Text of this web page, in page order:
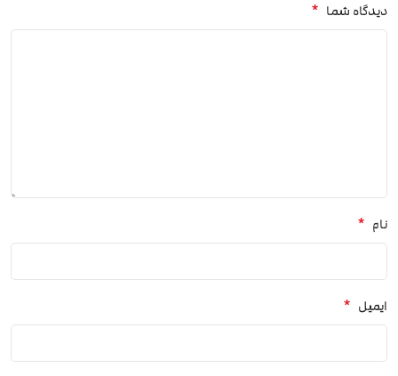
دیدگاه شما *
نام *
ایمیل *